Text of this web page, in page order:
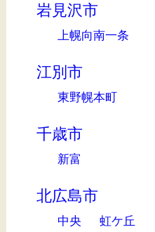
岩見沢市
上幌向南一条
江別市
東野幌本町
千歳市
新富
北広島市
中央 虹ケ丘